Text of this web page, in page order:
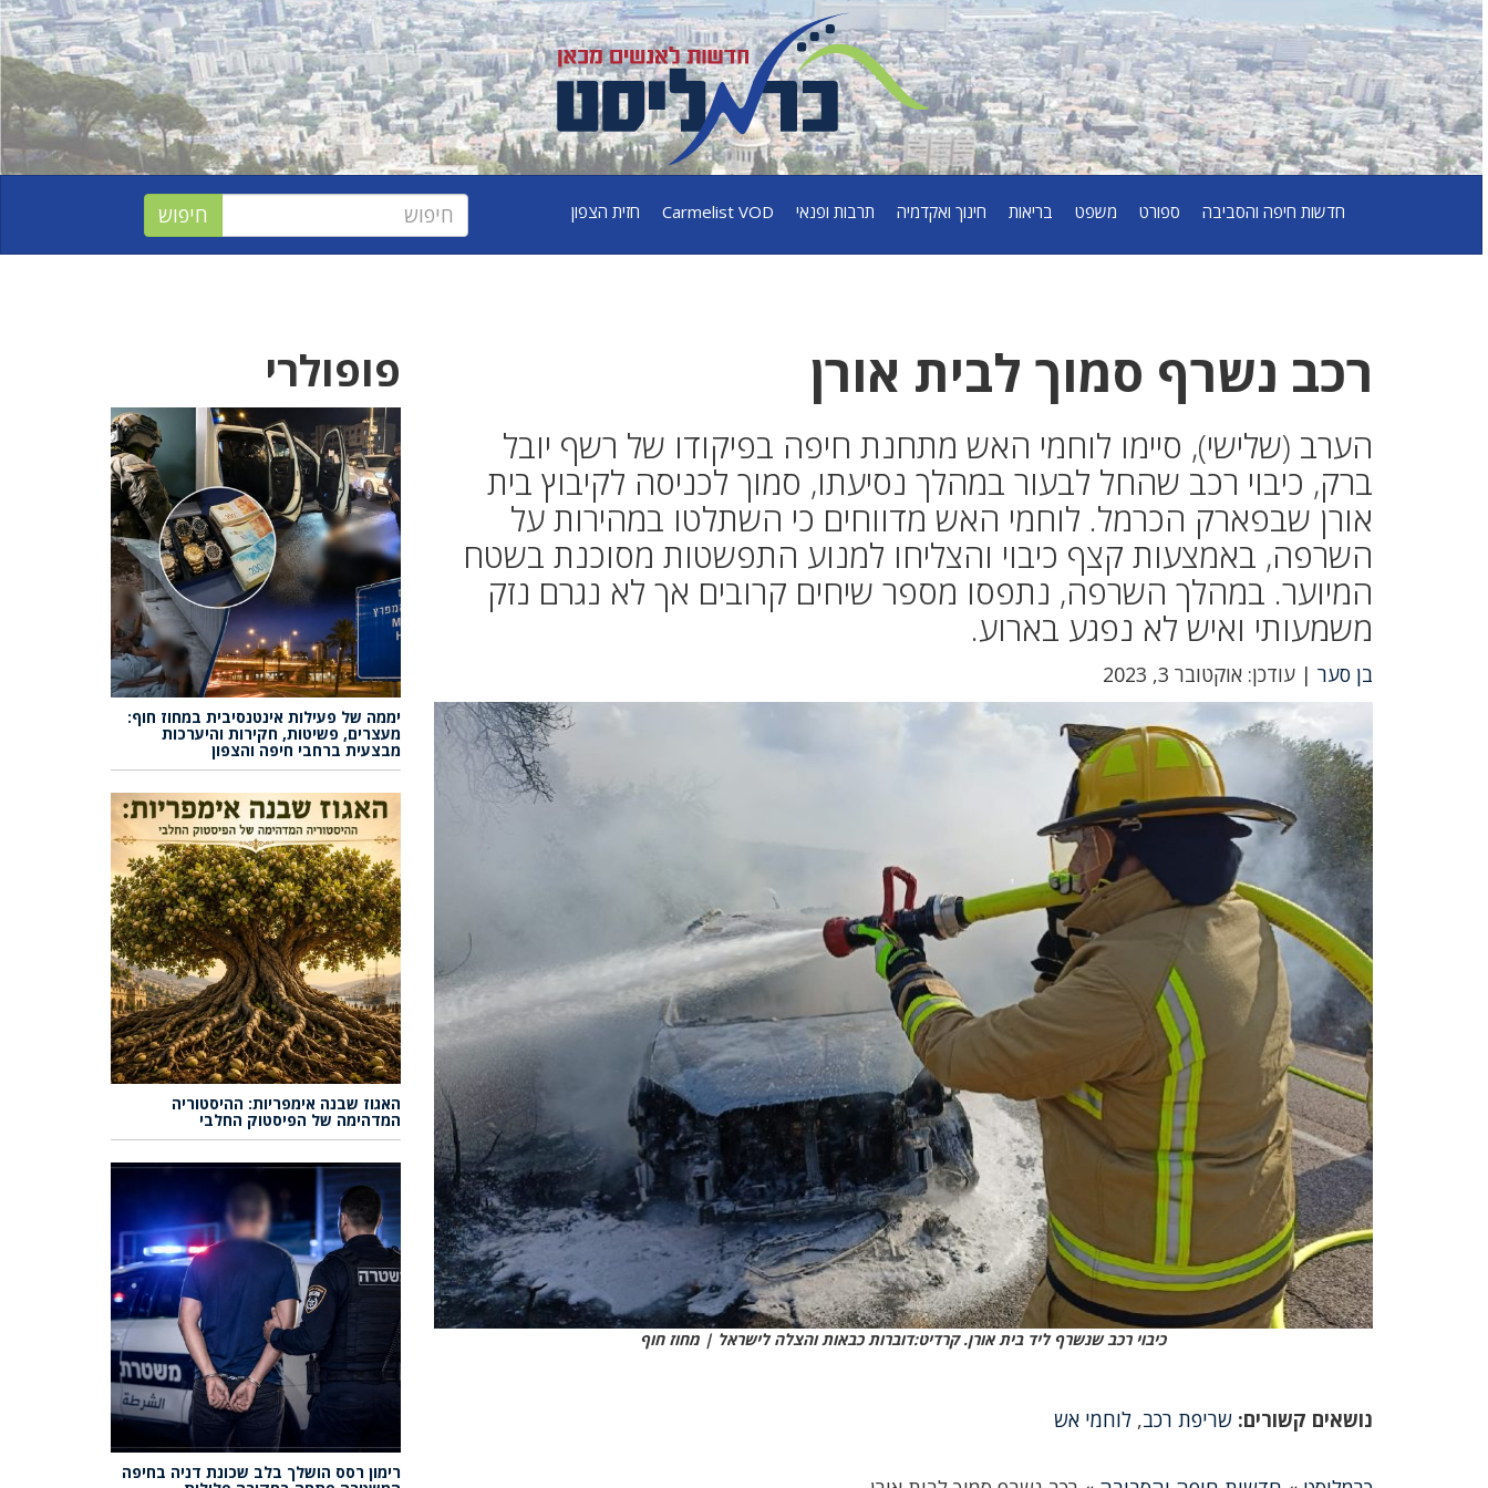
חדשות חיפה והסביבה ספורט משפט בריאות חינוך ואקדמיה תרבות ופנאי Carmelist VOD חזית הצפון
רכב נשרף סמוך לבית אורן
הערב (שלישי), סיימו לוחמי האש מתחנת חיפה בפיקודו של רשף יובל
ברק, כיבוי רכב שהחל לבעור במהלך נסיעתו, סמוך לכניסה לקיבוץ בית
אורן שבפארק הכרמל. לוחמי האש מדווחים כי השתלטו במהירות על
השרפה, באמצעות קצף כיבוי והצליחו למנוע התפשטות מסוכנת בשטח
המיוער. במהלך השרפה, נתפסו מספר שיחים קרובים אך לא נגרם נזק
משמעותי ואיש לא נפגע בארוע.
בן סער | עודכן: אוקטובר 3, 2023
כיבוי רכב שנשרף ליד בית אורן. קרדיט:דוברות כבאות והצלה לישראל | מחוז חוף
נושאים קשורים:שריפת רכב,לוחמי אש
פופולרי
יממה של פעילות אינטנסיבית במחוז חוף:
מעצרים, פשיטות, חקירות והיערכות
מבצעית ברחבי חיפה והצפון
האגוז שבנה אימפריות: ההיסטוריה
המדהימה של הפיסטוק החלבי
רימון רסס הושלך בלב שכונת דניה בחיפה